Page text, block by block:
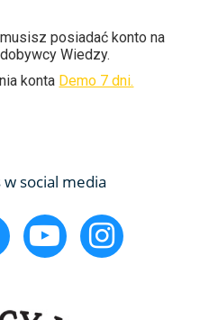
posiadać konto na
Wiedzy.
konta Demo 7 dni.
w social media